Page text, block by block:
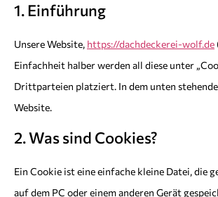
1. Einführung
Unsere Website, https://dachdeckerei-wolf.de
Einfachheit halber werden all diese unter
Drittparteien platziert. In dem unten
Website.
2. Was sind Cookies?
Ein Cookie ist eine einfache kleine Datei, die
auf dem PC oder einem anderen Gerät